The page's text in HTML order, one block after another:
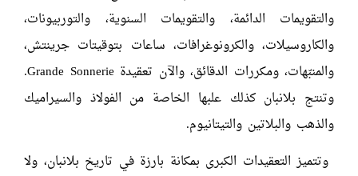
والتقويمات الدائمة، والتقويمات السنوية، والتوربيونات،
والكاروسيلات، والكرونوغرافات، ساعات بتوقيتات جرينتش،
والمنبّهات، ومكررات الدقائق، والآن تعقيدة Grande Sonnerie.
وتنتج بلانبان كذلك علبها الخاصة من الفولاذ والسيراميك
والذهب والبلاتين والتيتانيوم.
وتتميز التعقيدات الكبرى بمكانة بارزة في تاريخ بلانبان، ولا